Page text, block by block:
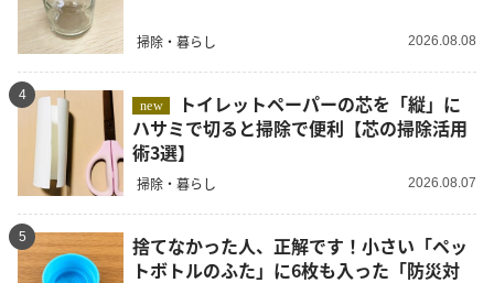
掃除・暮らし 2026.08.08
4
new
ハサミで切ると掃除で便利【芯の掃除活用
術3選】
掃除・暮らし 2026.08.07
5
捨てなかった人、正解です！小さい「ペッ
トボトルのふた」に6枚も入った「防災対